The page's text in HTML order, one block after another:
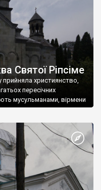
Святої Ріпсіме
прийняла християнство,
пересічних
мусульманами, вірмени